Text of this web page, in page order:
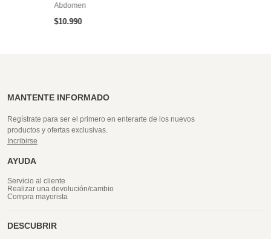
Abdomen
$10.990
MANTENTE INFORMADO
Regístrate para ser el primero en enterarte de los nuevos
productos y ofertas exclusivas.
Incribirse
AYUDA
Servicio al cliente
Realizar una devolución/cambio
Compra mayorista
DESCUBRIR